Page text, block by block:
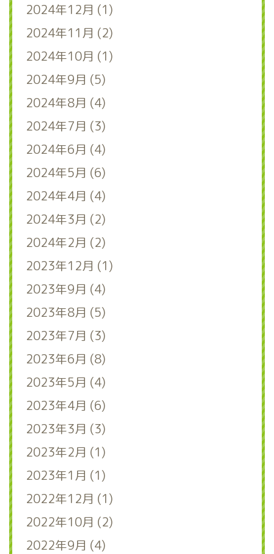
2024年12月 (1)
2024年11月 (2)
2024年10月 (1)
2024年9月 (5)
2024年8月 (4)
2024年7月 (3)
2024年6月 (4)
2024年5月 (6)
2024年4月 (4)
2024年3月 (2)
2024年2月 (2)
2023年12月 (1)
2023年9月 (4)
2023年8月 (5)
2023年7月 (3)
2023年6月 (8)
2023年5月 (4)
2023年4月 (6)
2023年3月 (3)
2023年2月 (1)
2023年1月 (1)
2022年12月 (1)
2022年10月 (2)
2022年9月 (4)